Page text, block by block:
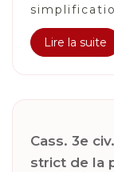
Lire la suite
Cass. 3e
strict de la